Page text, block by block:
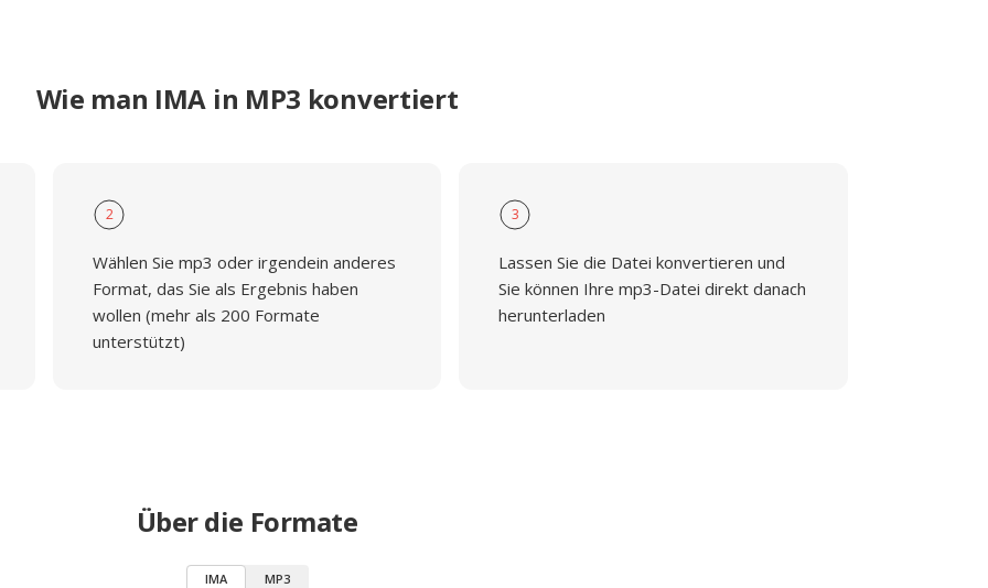
Wie man IMA in MP3 konvertiert
2
Wählen Sie mp3 oder irgendein anderes
Format, das Sie als Ergebnis haben
wollen (mehr als 200 Formate
unterstützt)
3
Lassen Sie die Datei konvertieren und
Sie können Ihre mp3-Datei direkt danach
herunterladen
Über die Formate
IMA MP3